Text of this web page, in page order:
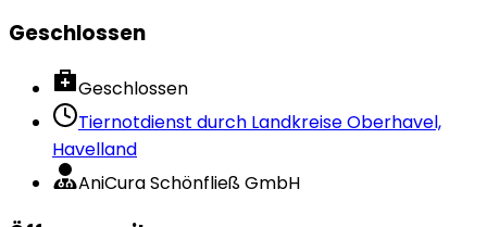
Geschlossen
Geschlossen
Tiernotdienst durch Landkreise Oberhavel,
Havelland
AniCura Schönfließ GmbH